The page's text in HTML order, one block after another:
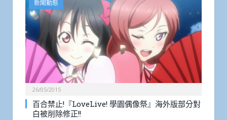
新聞動態
26/05/2015
百合禁止!『LoveLive! 學園偶像祭』海外版部分對
白被削除修正!!